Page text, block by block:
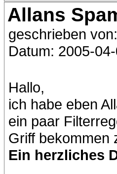
Allans
geschrieben von:
Datum: 2005-
Hallo,
ich habe eben
ein paar
Griff bekommen
Ein herzliches